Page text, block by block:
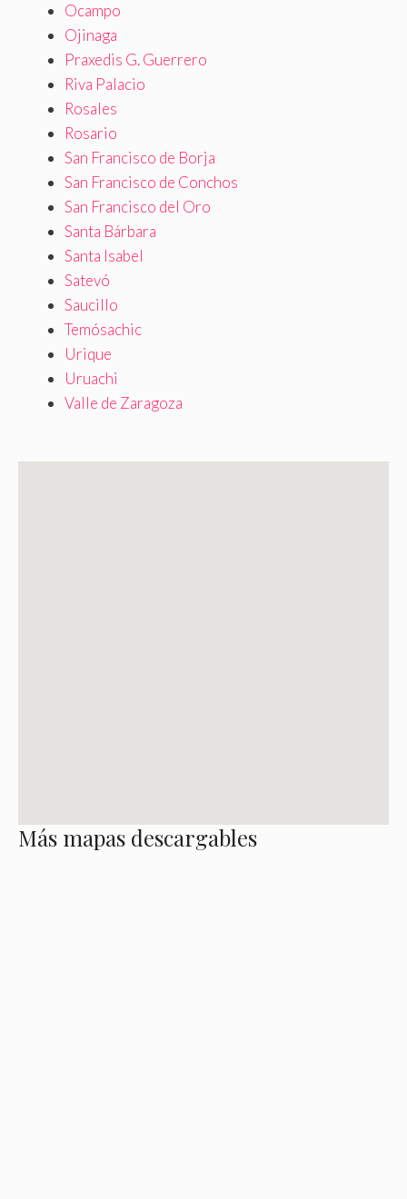
Ocampo
Ojinaga
Praxedis G. Guerrero
Riva Palacio
Rosales
Rosario
San Francisco de Borja
San Francisco de Conchos
San Francisco del Oro
Santa Bárbara
Santa Isabel
Satevó
Saucillo
Temósachic
Urique
Uruachi
Valle de Zaragoza
Más mapas descargables